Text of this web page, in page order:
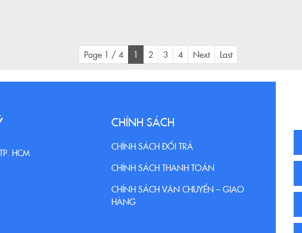
Page 1 / 4 1 2 3 4 Next Last
HCM
CHÍNH SÁCH
CHÍNH SÁCH ĐỔI TRẢ
CHÍNH SÁCH THANH TOÁN
CHÍNH SÁCH VẬN CHUYỂN – GIAO
HÀNG